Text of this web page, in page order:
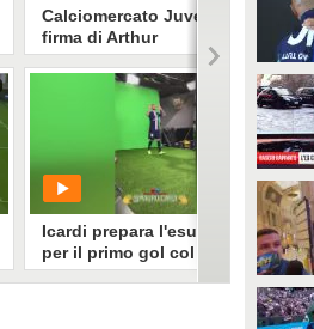
Calciomercato Juve: c'è la
firma di Arthur
2560 Mediaset
0:15
Icardi prepara l'esultanza
per il primo gol col Psg